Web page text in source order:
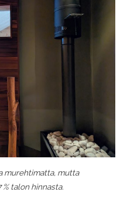
murehtimatta, mutta
talon hinnasta.